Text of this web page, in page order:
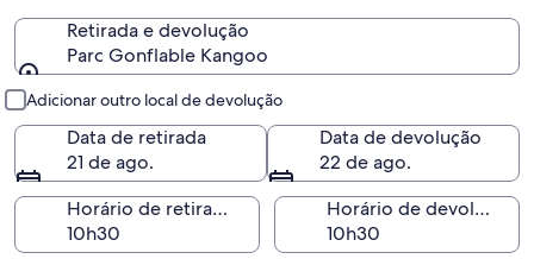
Retirada e devolução
Parc Gonflable Kangoo
Adicionar outro local de devolução
Data de retirada
21 de ago.
Data de devolução
22 de ago.
Horário de retirada
Horário de devolução